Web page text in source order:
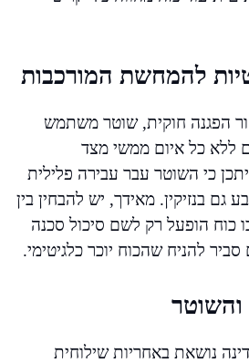
להמחשת המורכבות
הפגנה חוקית, שוטר משתמש
ללא כל איום ממשי מצד
כי השוטר עבר עבירה פלילית
גם בנזיקין. מאידך, יש להבחין בין
כוח הופעל רק לשם סיכול סכנה
להניח שהכוח יוכר כלגיטימי.
והשוטר
נושאת באחריות שילוחית